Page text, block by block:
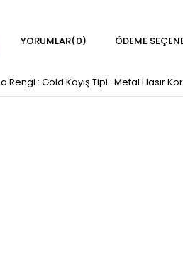
YORUMLAR(0) ÖDEME
Rengi : Gold Kayış Tipi : Metal Hasır